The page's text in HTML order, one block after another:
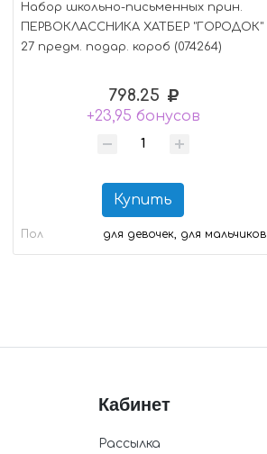
Набор школьно-письменных прин.
ПЕРВОКЛАССНИКА ХАТБЕР "ГОРОДОК"
27 предм. подар. короб (074264)
798.25
+23,95 бонусов
Купить
Пол для девочек, для мальчиков
Кабинет
Рассылка